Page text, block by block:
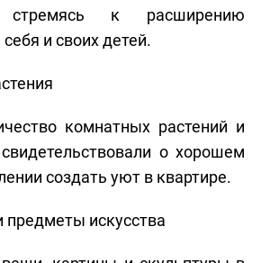
стремясь к расширению
и своих детей.
комнатных растений и
о хорошем
создать уют в квартире.
предметы искусства